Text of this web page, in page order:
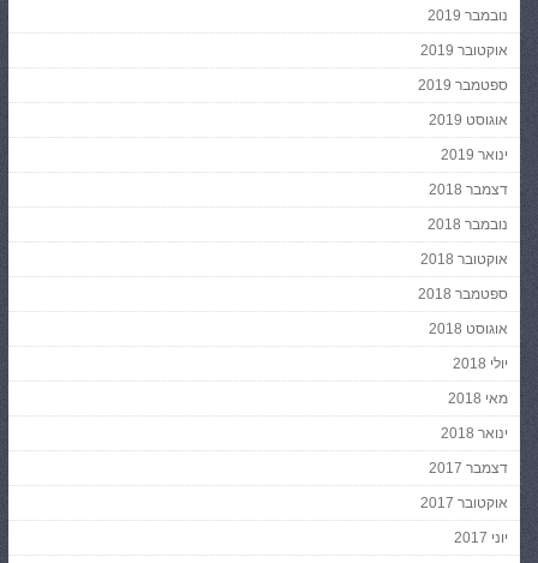
נובמבר 2019
אוקטובר 2019
ספטמבר 2019
אוגוסט 2019
ינואר 2019
דצמבר 2018
נובמבר 2018
אוקטובר 2018
ספטמבר 2018
אוגוסט 2018
יולי 2018
מאי 2018
ינואר 2018
דצמבר 2017
אוקטובר 2017
יוני 2017